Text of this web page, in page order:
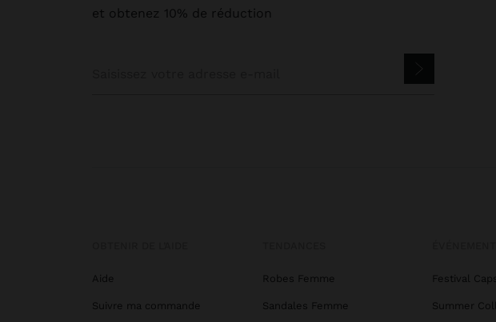
et obtenez 10% de réduction
Aide
Suivre ma commande
Robes Femme
Sandales Femme
Festival
Summer